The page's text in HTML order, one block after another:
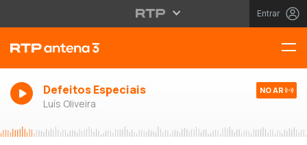
Entrar
Defeitos Especiais
Luís Oliveira
NO AR